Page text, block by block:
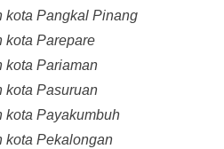
kota Pangkal Pinang
kota Parepare
kota Pariaman
kota Pasuruan
kota Payakumbuh
kota Pekalongan